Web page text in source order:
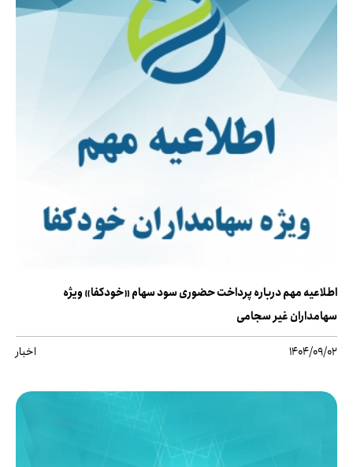
اطلاعیه مهم درباره پرداخت حضوری سود سهام «خودکفا» ویژه
سهامداران غیر سجامی
1404/09/02 اخبار